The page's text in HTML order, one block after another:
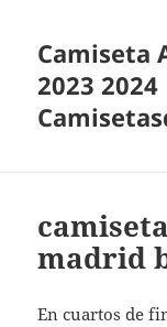
Camiseta
2023
madrid
En cuartos de